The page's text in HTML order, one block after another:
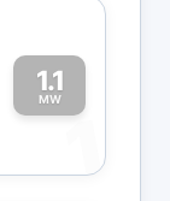
1.1
MW
1